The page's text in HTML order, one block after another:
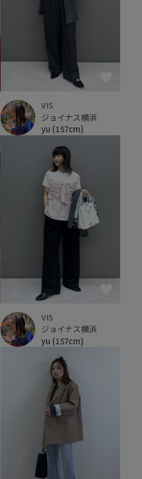
VIS
ジョイナス横浜
yu (157cm)
VIS
ジョイナス横浜
yu (157cm)